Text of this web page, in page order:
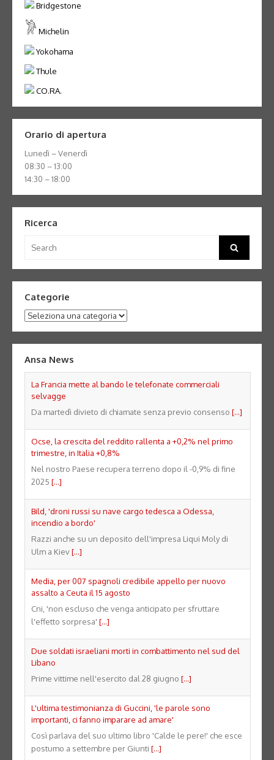
Bridgestone
Michelin
Yokohama
Thule
CO.RA.
Orario di apertura
Lunedì – Venerdì
08:30 – 13:00
14:30 – 18:00
Ricerca
for:
Search
Categorie
Categorie
Ansa News
La Francia mette al bando le telefonate commerciali
selvagge
Da martedì divieto di chiamate senza previo consenso [...]
Ocse, la crescita del reddito rallenta a +0,2% nel primo
trimestre, in Italia +0,8%
Nel nostro Paese recupera terreno dopo il -0,9% di fine
2025 [...]
Bild, 'droni russi su nave cargo tedesca a Odessa,
incendio a bordo'
Razzi anche su un deposito dell'impresa Liqui Moly di
Ulm a Kiev[...]
Media, per 007 spagnoli credibile appello per nuovo
assalto a Ceuta il 15 agosto
Cni, 'non escluso che venga anticipato per sfruttare
l'effetto sorpresa' [...]
Due soldati israeliani morti in combattimento nel sud del
Libano
Prime vittime nell'esercito dal 28 giugno [...]
L'ultima testimonianza di Guccini, 'le parole sono
importanti, ci fanno imparare ad amare'
Così parlava del suo ultimo libro 'Calde le pere!' che esce
postumo a settembre per Giunti [...]